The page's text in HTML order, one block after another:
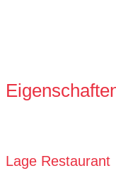
Lage Restaurant